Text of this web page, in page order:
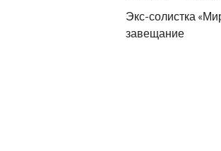
Экс-солистка
завещание